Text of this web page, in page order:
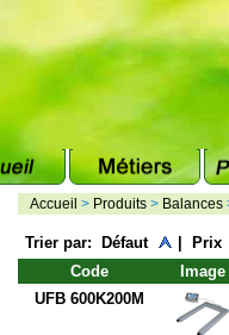
Accueil > Produits > Balances
Trier par: Défaut Prix
Code
Image
UFB 600K200M